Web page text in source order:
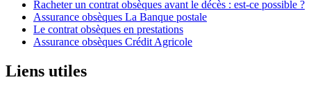
Racheter un contrat obsèques avant le décès : est-ce possible ?
Assurance obsèques La Banque postale
Le contrat obsèques en prestations
Assurance obsèques Crédit Agricole
Liens utiles